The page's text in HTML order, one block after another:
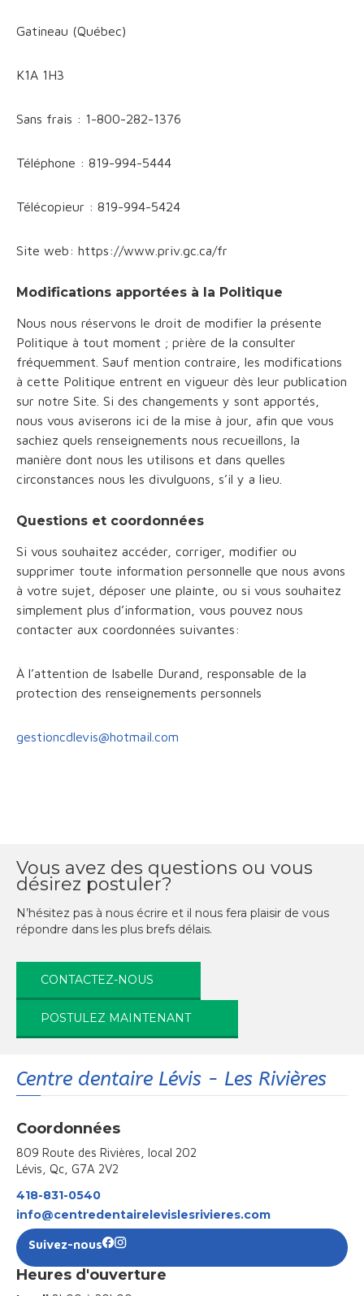
Gatineau (Québec)
K1A 1H3
Sans frais : 1-800-282-1376
Téléphone : 819-994-5444
Télécopieur : 819-994-5424
Site web: https://www.priv.gc.ca/fr
Modifications apportées à la Politique
Nous nous réservons le droit de modifier la présente
Politique à tout moment ; prière de la consulter
fréquemment. Sauf mention contraire, les modifications
à cette Politique entrent en vigueur dès leur publication
sur notre Site. Si des changements y sont apportés,
nous vous aviserons ici de la mise à jour, afin que vous
sachiez quels renseignements nous recueillons, la
manière dont nous les utilisons et dans quelles
circonstances nous les divulguons, s’il y a lieu.
Questions et coordonnées
Si vous souhaitez accéder, corriger, modifier ou
supprimer toute information personnelle que nous avons
à votre sujet, déposer une plainte, ou si vous souhaitez
simplement plus d’information, vous pouvez nous
contacter aux coordonnées suivantes:
À l’attention de Isabelle Durand, responsable de la
protection des renseignements personnels
gestioncdlevis@hotmail.com
Vous avez des questions ou vous
désirez postuler?
N’hésitez pas à nous écrire et il nous fera plaisir de vous
répondre dans les plus brefs délais.
CONTACTEZ-NOUS
POSTULEZ MAINTENANT
Centre dentaire Lévis - Les Rivières
Coordonnées
809 Route des Rivières, local 202
Lévis, Qc, G7A 2V2
418-831-0540
info@centredentairelevislesrivieres.com
Suivez-nous
Heures d'ouverture